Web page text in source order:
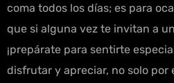
coma todos los días; es para
que si alguna vez te invitan a
¡prepárate para sentirte
disfrutar y apreciar, no solo por